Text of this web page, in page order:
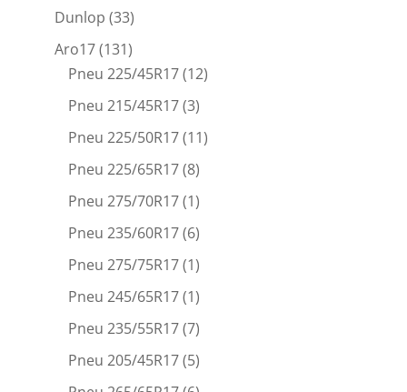
Dunlop (33)
Aro17(131)
Pneu 225/45R17(12)
Pneu 215/45R17(3)
Pneu 225/50R17(11)
Pneu 225/65R17(8)
Pneu 275/70R17(1)
Pneu 235/60R17(6)
Pneu 275/75R17(1)
Pneu 245/65R17(1)
Pneu 235/55R17(7)
Pneu 205/45R17(5)